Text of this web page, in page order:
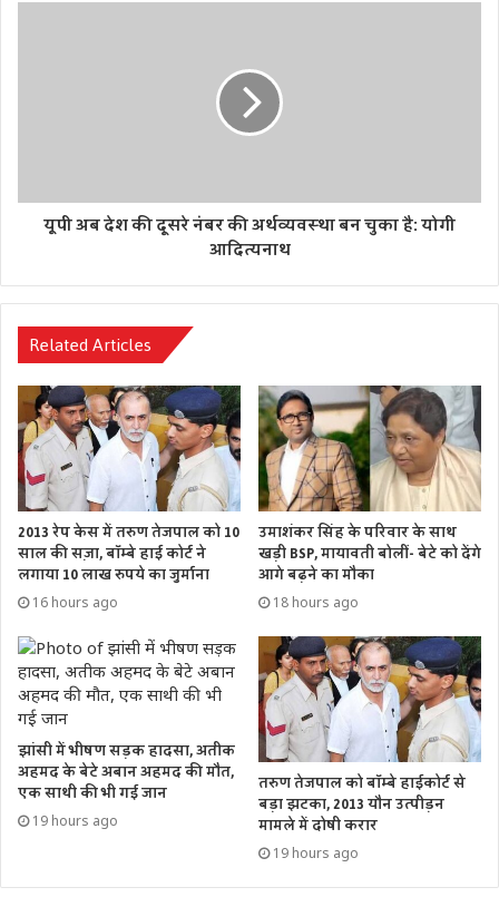
लेफ्ट और अब टीएमसी ने बंगाल के विकास को अवरुद्ध करके रखा है।
वोट बैंक की राजनीति के लिए तृष्टिकरण करते रहना यही इनका खेल
चला है। दीदी ने बंगाल के युवाओं के यहां की युवा पीड़ी के बहुत कीमती
दस साल छीन लिए हैं।” उन्होंने कहा कि दीदी की पाठशाला का सिलेब्स
ममता बनर्जी
यूपी अब देश की दूसरे नंबर की अर्थव्यवस्था बन चुका है: योगी
आदित्यनाथ
Related Articles
2013 रेप केस में तरुण तेजपाल को 10
साल की सज़ा, बॉम्बे हाई कोर्ट ने
लगाया 10 लाख रुपये का जुर्माना
16 hours ago
उमाशंकर सिंह के परिवार के साथ
खड़ी BSP, मायावती बोलीं- बेटे को देंगे
आगे बढ़ने का मौका
18 hours ago
झांसी में भीषण सड़क हादसा, अतीक
अहमद के बेटे अबान अहमद की मौत,
एक साथी की भी गई जान
19 hours ago
तरुण तेजपाल को बॉम्बे हाईकोर्ट से
बड़ा झटका, 2013 यौन उत्पीड़न
मामले में दोषी करार
19 hours ago